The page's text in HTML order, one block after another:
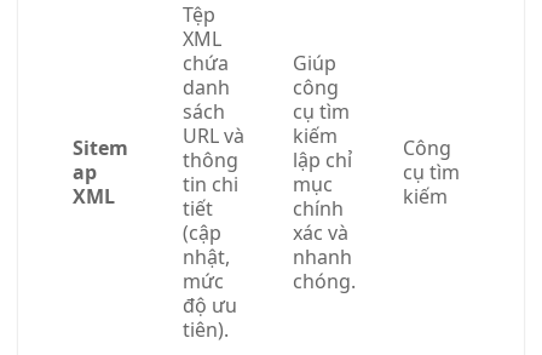
Sitem
ap
XML
Tệp
XML
chứa
danh
sách
URL và
thông
tin chi
tiết
(cập
nhật,
mức
độ ưu
tiên).
Giúp
công
cụ tìm
kiếm
lập chỉ
mục
chính
xác và
nhanh
chóng.
Công
cụ tìm
kiếm